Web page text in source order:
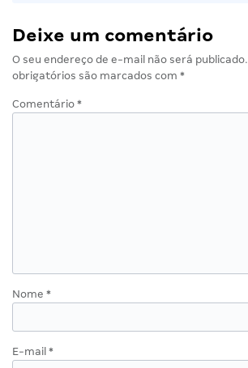
Deixe um comentário
O seu endereço de e-mail não será publicado.
obrigatórios são marcados com *
Comentário *
Nome *
E-mail *